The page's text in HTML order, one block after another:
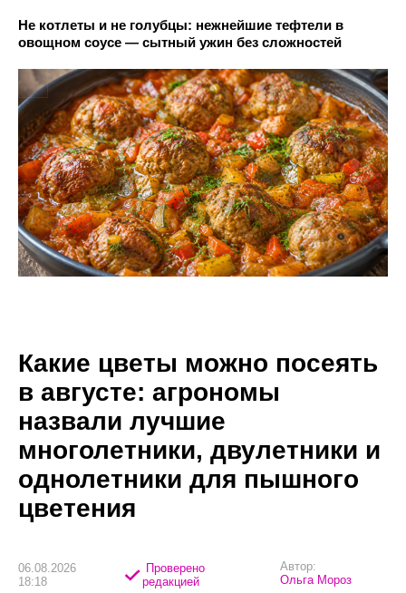
Не котлеты и не голубцы: нежнейшие тефтели в
овощном соусе — сытный ужин без сложностей
Какие цветы можно посеять
в августе: агрономы
назвали лучшие
многолетники, двулетники и
однолетники для пышного
цветения
06.08.2026
18:18
Проверено
редакцией
Автор:
Ольга Мороз